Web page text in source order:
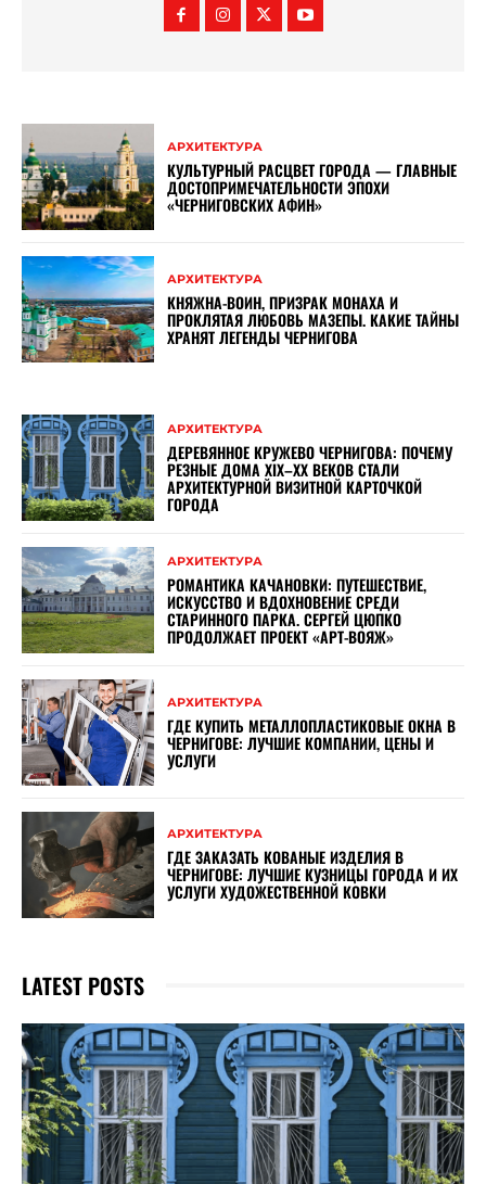
АРХИТЕКТУРА
КУЛЬТУРНЫЙ РАСЦВЕТ ГОРОДА — ГЛАВНЫЕ
ДОСТОПРИМЕЧАТЕЛЬНОСТИ ЭПОХИ
«ЧЕРНИГОВСКИХ АФИН»
АРХИТЕКТУРА
КНЯЖНА-ВОИН, ПРИЗРАК МОНАХА И
ПРОКЛЯТАЯ ЛЮБОВЬ МАЗЕПЫ. КАКИЕ ТАЙНЫ
ХРАНЯТ ЛЕГЕНДЫ ЧЕРНИГОВА
АРХИТЕКТУРА
ДЕРЕВЯННОЕ КРУЖЕВО ЧЕРНИГОВА: ПОЧЕМУ
РЕЗНЫЕ ДОМА XIX–XX ВЕКОВ СТАЛИ
АРХИТЕКТУРНОЙ ВИЗИТНОЙ КАРТОЧКОЙ
ГОРОДА
АРХИТЕКТУРА
РОМАНТИКА КАЧАНОВКИ: ПУТЕШЕСТВИЕ,
ИСКУССТВО И ВДОХНОВЕНИЕ СРЕДИ
СТАРИННОГО ПАРКА. СЕРГЕЙ ЦЮПКО
ПРОДОЛЖАЕТ ПРОЕКТ «АРТ-ВОЯЖ»
АРХИТЕКТУРА
ГДЕ КУПИТЬ МЕТАЛЛОПЛАСТИКОВЫЕ ОКНА В
ЧЕРНИГОВЕ: ЛУЧШИЕ КОМПАНИИ, ЦЕНЫ И
УСЛУГИ
АРХИТЕКТУРА
ГДЕ ЗАКАЗАТЬ КОВАНЫЕ ИЗДЕЛИЯ В
ЧЕРНИГОВЕ: ЛУЧШИЕ КУЗНИЦЫ ГОРОДА И ИХ
УСЛУГИ ХУДОЖЕСТВЕННОЙ КОВКИ
LATEST POSTS